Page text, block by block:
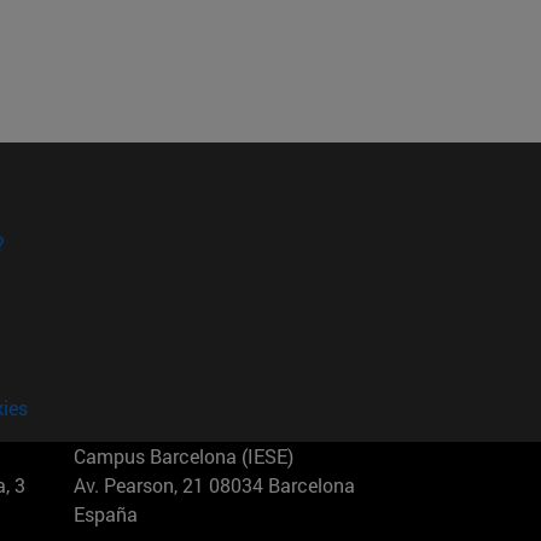
3
Campus Barcelona (IESE)
Av. Pearson, 21 08034 Barcelona
España